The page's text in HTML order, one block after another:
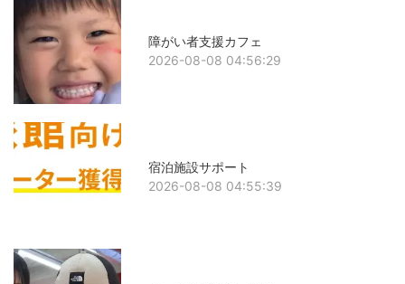
障がい者支援カフェ
2026-08-08 04:56:29
宿泊施設サポート
2026-08-08 04:55:39